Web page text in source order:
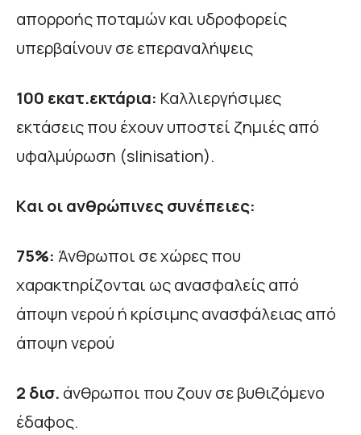
απορροής ποταμών και υδροφορείς
υπερβαίνουν σε επεραναλήψεις
100 εκατ.εκτάρια: Καλλιεργήσιμες
εκτάσεις που έχουν υποστεί ζημιές από
υφαλμύρωση (slinisation).
Kαι οι ανθρώπινες συνέπειες:
75%: Άνθρωποι σε χώρες που
χαρακτηρίζονται ως ανασφαλείς από
άποψη νερού ή κρίσιμης ανασφάλειας από
άποψη νερού
2 δισ. άνθρωποι που ζουν σε βυθιζόμενο
έδαφος.